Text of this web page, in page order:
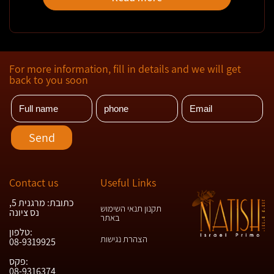
For more information, fill in details and we will get
back to you soon
Contact us
כתובת: מרגנית 5,
נס ציונה
טלפון:
08-9319925
פקס:
08-9316374
Useful Links
תקנון תנאי השימוש
באתר
הצהרת נגישות